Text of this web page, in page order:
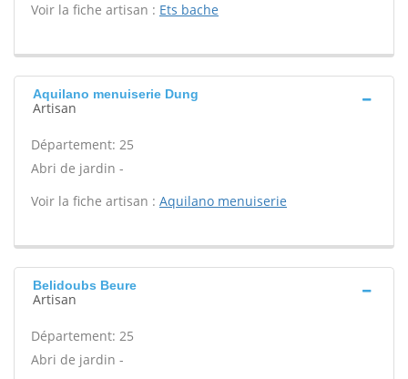
Voir la fiche artisan : Ets bache
Aquilano menuiserie Dung
Artisan
Département: 25
Abri de jardin -
Voir la fiche artisan : Aquilano menuiserie
Belidoubs Beure
Artisan
Département: 25
Abri de jardin -